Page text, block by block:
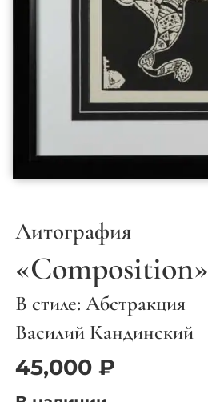
Литография
«Composition»
В стиле: Абстракция
Василий Кандинский
45,000₽